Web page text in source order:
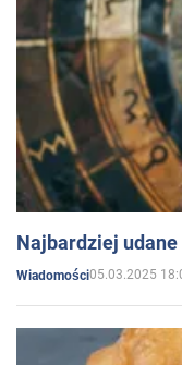
Najbardziej
Wiadomości05.03.2025